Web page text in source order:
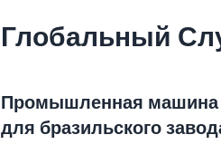
Глобальный
Промышленная машина
для бразильского